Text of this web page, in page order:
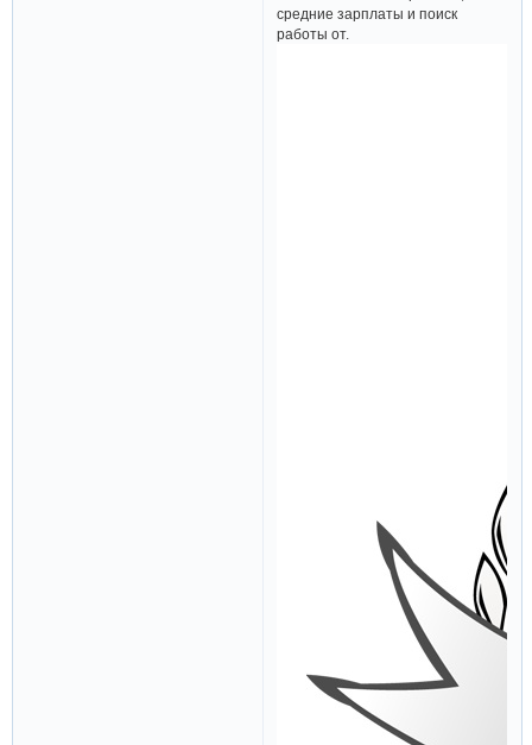
средние зарплаты и поиск
работы от.